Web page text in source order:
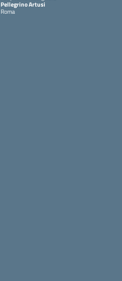
Pellegrino Artusi
Roma